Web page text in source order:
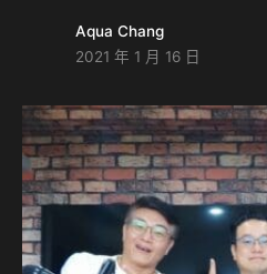
Aqua Chang
2021 年 1 月 16 日